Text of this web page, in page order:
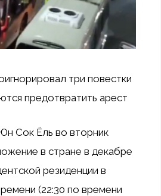
три повестки
предотвратить арест
Сок Ёль во вторник
в стране в декабре
резиденции в
(22:30 по времени